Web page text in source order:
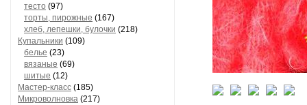
тесто (97)
торты, пирожные (167)
хлеб, лепешки, булочки (218)
Купальники (109)
белье (23)
вязаные (69)
шитые (12)
Мастер-класс (185)
Микроволновка (217)